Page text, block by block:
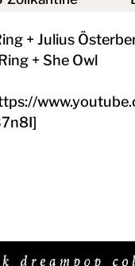
+ Julius
+ She Owl